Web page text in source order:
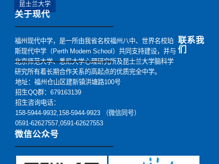
昆士兰大学
关于现代
福州现代中学，是一所由我省名校福州八中、世界名校珀
斯现代中学（Perth Modern School）共同支持建设，并与
北京师范大学、悉尼大学心理研究所及昆士兰大学脑科学
研究所有着长期合作关系的高起点的优质完全中学。
联系我
们
地址：福州仓山区建新镇洪塘路100号
招生QQ群：679163139
招生咨询电话：
158-5944-9932,158-5944-9923 （微信同号）
0591-62627557,0591-62627553
微信公众号